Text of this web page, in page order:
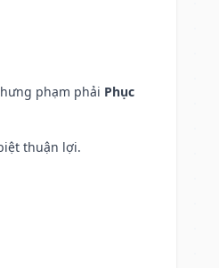
phạm phải Phục
thuận lợi.